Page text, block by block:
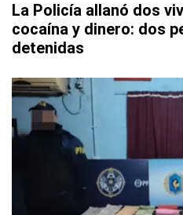
La Policía allanó dos
cocaína y dinero: dos
detenidas